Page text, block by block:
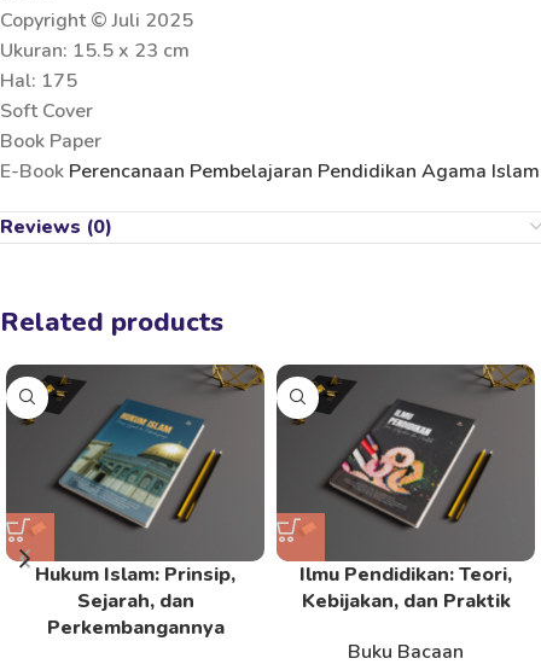
Copyright © Juli 2025
Ukuran: 15.5 x 23 cm
Hal: 175
Soft Cover
Book Paper
E-Book Perencanaan Pembelajaran Pendidikan Agama Islam
Reviews (0)
Related products
Hukum Islam: Prinsip,
Sejarah, dan
Perkembangannya
Ilmu Pendidikan: Teori,
Kebijakan, dan Praktik
Buku Bacaan